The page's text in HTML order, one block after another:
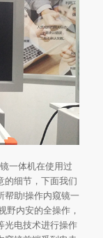
一体机在使用过
的细节，下面我们
帮助!操作内窥镜一
野内安的全操作，
光电技术进行操作